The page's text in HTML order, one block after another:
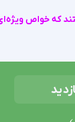
که خواص